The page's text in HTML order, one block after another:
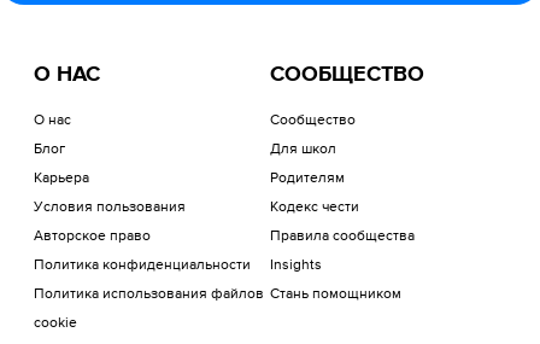
О НАС
О нас
Блог
Карьера
Условия пользования
Авторское право
Политика конфиденциальности
Политика использования файлов
cookie
СООБЩЕСТВО
Сообщество
Для школ
Родителям
Кодекс чести
Правила сообщества
Insights
Стань помощником